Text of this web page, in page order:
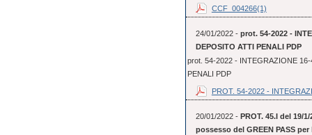
CCF_004266(1)
24/01/2022 - prot. 54-2022 -
DEPOSITO ATTI PENALI PDP
prot. 54-2022 - INTEGRAZIONE
PENALI PDP
PROT. 54-2022 -
20/01/2022 - PROT. 45.I del 19/
possesso del GREEN PASS